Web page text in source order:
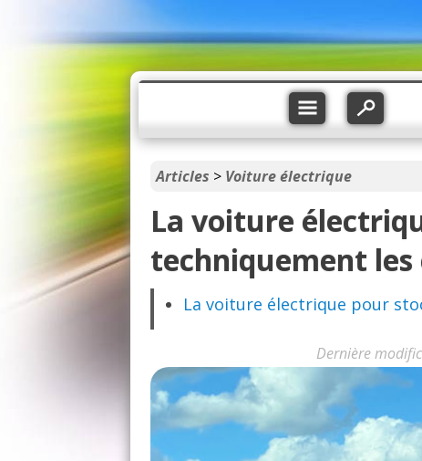
Articles > Voiture électrique
La voiture
techniquement les
La voiture électrique pour
Dernière